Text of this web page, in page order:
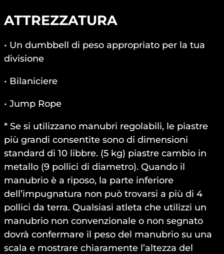
ATTREZZATURA
• Un dumbbell di peso appropriato per la tua
divisione
• Bilaniciere
• Jump Rope
* Se si utilizzano manubri regolabili, le piastre
più grandi consentite sono di dimensioni
standard di 10 libbre. (5 kg) piastre cambio in
metallo (9 pollici di diametro). Quando il
manubrio è a riposo, la parte inferiore
dell’impugnatura non può trovarsi a più di 4
pollici da terra. Qualsiasi atleta che utilizzi un
manubrio non convenzionale o non segnato
dovrà confermare il peso del manubrio su una
scala e mostrare chiaramente l’altezza del